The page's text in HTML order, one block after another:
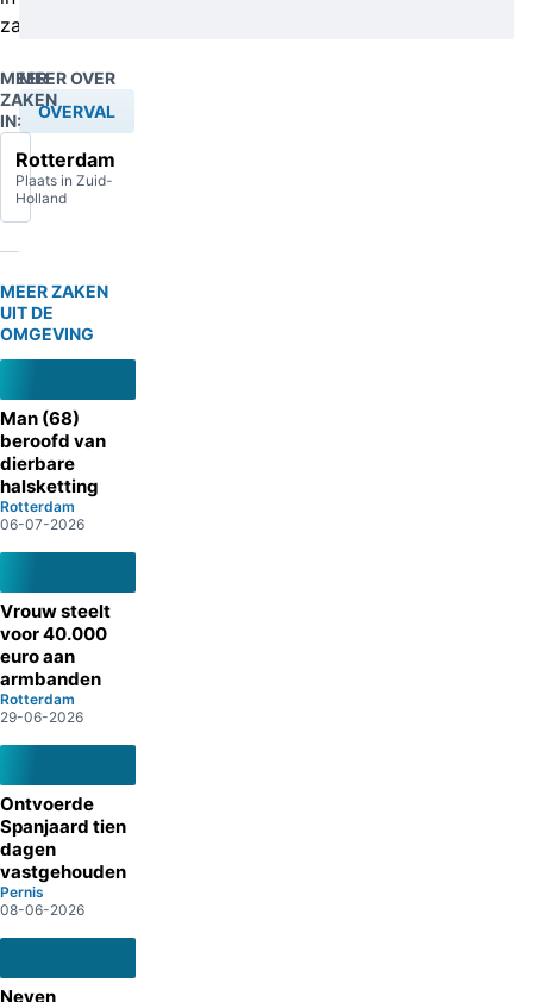
zat.
MEER
ZAKEN
IN:
Rotterdam
Plaats in Zuid-
Holland
MEER OVER
OVERVAL
MEER ZAKEN
UIT DE
OMGEVING
Man (68)
beroofd van
dierbare
halsketting
Rotterdam
06-07-2026
Vrouw steelt
voor 40.000
euro aan
armbanden
Rotterdam
29-06-2026
Ontvoerde
Spanjaard tien
dagen
vastgehouden
Pernis
08-06-2026
Neven